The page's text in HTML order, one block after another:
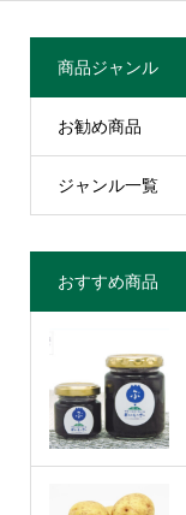
商品ジャンル
お勧め商品
ジャンル一覧
おすすめ商品